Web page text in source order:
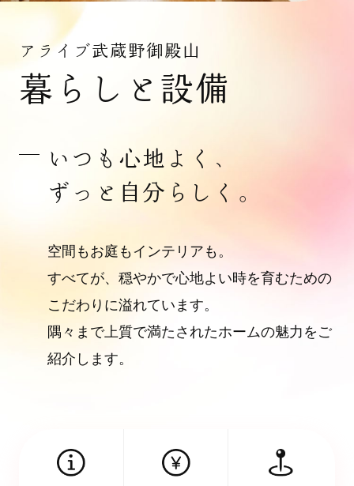
アライブ武蔵野御殿山
暮らしと設備
いつも心地よく、
ずっと自分らしく。
空間もお庭もインテリアも。
すべてが、穏やかで心地よい時を育むための
こだわりに溢れています。
隅々まで上質で満たされたホームの魅力をご
紹介します。